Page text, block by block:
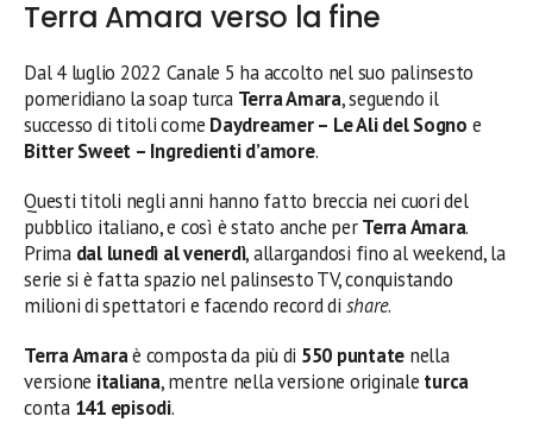
Terra Amara verso la fine
Dal 4 luglio 2022 Canale 5 ha accolto nel suo palinsesto
pomeridiano la soap turca Terra Amara, seguendo il
successo di titoli come Daydreamer – Le Ali del Sogno e
Bitter Sweet – Ingredienti d’amore.
Questi titoli negli anni hanno fatto breccia nei cuori del
pubblico italiano, e così è stato anche perTerra Amara.
Prima dal lunedì al venerdì, allargandosi fino al weekend, la
serie si è fatta spazio nel palinsesto TV, conquistando
milioni di spettatori e facendo record di share.
Terra Amaraè composta da più di 550 puntate nella
versione italiana, mentre nella versione originale turca
conta 141 episodi.